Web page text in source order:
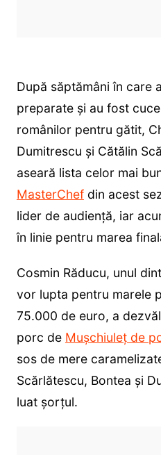
După săptămâni în care
preparate și au fost
românilor pentru gătit,
Dumitrescu și Cătălin
aseară lista celor mai
MasterChefdin acest
lider de audiență, iar
în linie pentru marea
Cosmin Răducu, unul
vor lupta pentru marele
75.000 de euro, a
porc de Mușchiuleț de
sos de mere
Scărlătescu, Bontea și
luat șorțul.